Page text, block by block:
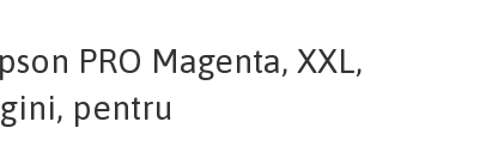
PRO Magenta, XXL,
pentru